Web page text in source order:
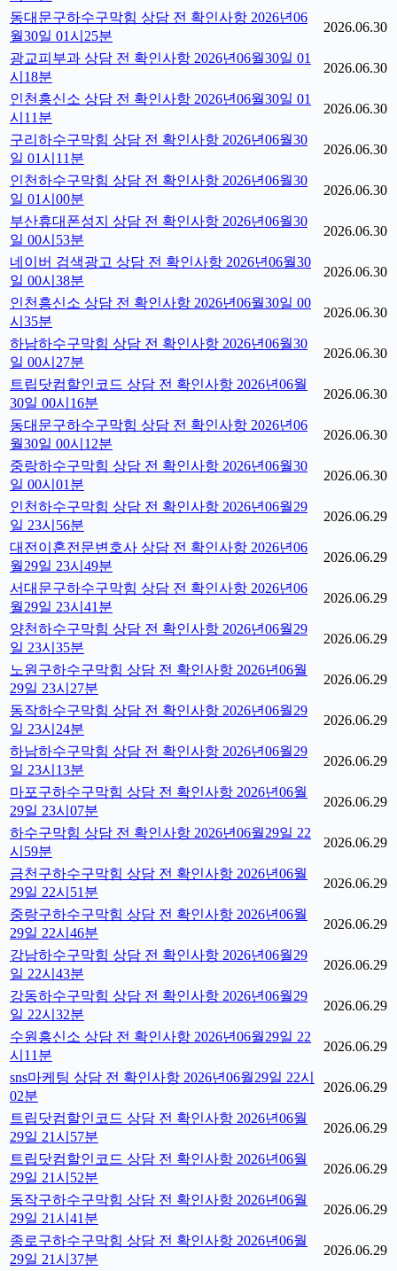
동대문구하수구막힘 상담 전 확인사항 2026년06
월30일 01시25분
2026.06.30
광교피부과 상담 전 확인사항 2026년06월30일 01
시18분
2026.06.30
인천흥신소 상담 전 확인사항 2026년06월30일 01
시11분
2026.06.30
구리하수구막힘 상담 전 확인사항 2026년06월30
일 01시11분
2026.06.30
인천하수구막힘 상담 전 확인사항 2026년06월30
일 01시00분
2026.06.30
부산휴대폰성지 상담 전 확인사항 2026년06월30
일 00시53분
2026.06.30
네이버 검색광고 상담 전 확인사항 2026년06월30
일 00시38분
2026.06.30
인천흥신소 상담 전 확인사항 2026년06월30일 00
시35분
2026.06.30
하남하수구막힘 상담 전 확인사항 2026년06월30
일 00시27분
2026.06.30
트립닷컴할인코드 상담 전 확인사항 2026년06월
30일 00시16분
2026.06.30
동대문구하수구막힘 상담 전 확인사항 2026년06
월30일 00시12분
2026.06.30
중랑하수구막힘 상담 전 확인사항 2026년06월30
일 00시01분
2026.06.30
인천하수구막힘 상담 전 확인사항 2026년06월29
일 23시56분
2026.06.29
대전이혼전문변호사 상담 전 확인사항 2026년06
월29일 23시49분
2026.06.29
서대문구하수구막힘 상담 전 확인사항 2026년06
월29일 23시41분
2026.06.29
양천하수구막힘 상담 전 확인사항 2026년06월29
일 23시35분
2026.06.29
노원구하수구막힘 상담 전 확인사항 2026년06월
29일 23시27분
2026.06.29
동작하수구막힘 상담 전 확인사항 2026년06월29
일 23시24분
2026.06.29
하남하수구막힘 상담 전 확인사항 2026년06월29
일 23시13분
2026.06.29
마포구하수구막힘 상담 전 확인사항 2026년06월
29일 23시07분
2026.06.29
하수구막힘 상담 전 확인사항 2026년06월29일 22
시59분
2026.06.29
금천구하수구막힘 상담 전 확인사항 2026년06월
29일 22시51분
2026.06.29
중랑구하수구막힘 상담 전 확인사항 2026년06월
29일 22시46분
2026.06.29
강남하수구막힘 상담 전 확인사항 2026년06월29
일 22시43분
2026.06.29
강동하수구막힘 상담 전 확인사항 2026년06월29
일 22시32분
2026.06.29
수원흥신소 상담 전 확인사항 2026년06월29일 22
시11분
2026.06.29
sns마케팅 상담 전 확인사항 2026년06월29일 22시
02분
2026.06.29
트립닷컴할인코드 상담 전 확인사항 2026년06월
29일 21시57분
2026.06.29
트립닷컴할인코드 상담 전 확인사항 2026년06월
29일 21시52분
2026.06.29
동작구하수구막힘 상담 전 확인사항 2026년06월
29일 21시41분
2026.06.29
종로구하수구막힘 상담 전 확인사항 2026년06월
29일 21시37분
2026.06.29